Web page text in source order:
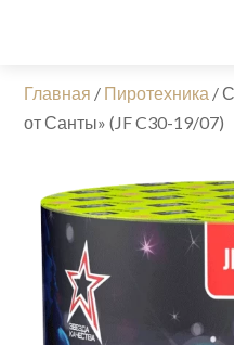
Главная / Пиротехника /
от Санты» (JF C30-19/07)